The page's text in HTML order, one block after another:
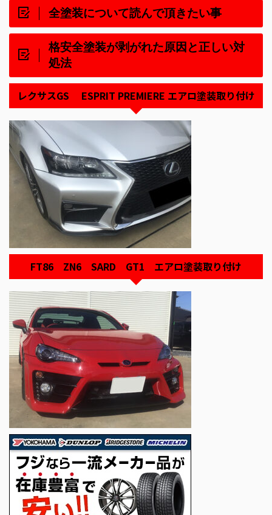
全塗装について読んで頂きたい事
格安全塗装が剥がれた原因と正しい対
処法
レクサスGS ESPRIT PREMIERE エアロ塗装取り付け
FT86 ZN6 SARD GT1 エアロ塗装取り付け